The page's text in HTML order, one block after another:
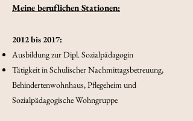
Meine beruflichen Stationen:
2012 bis 2017:
Ausbildung zur Dipl. Sozialpädagogin
Tätigkeit in Schulischer Nachmittagsbetreuung,
Behindertenwohnhaus, Pflegeheim und
Sozialpädagogische Wohngruppe